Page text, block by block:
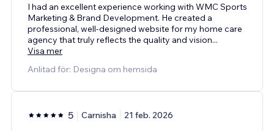
I had an excellent experience working with WMC Sports
Marketing & Brand Development. He created a
professional, well-designed website for my home care
agency that truly reflects the quality and vision...
Visa mer
Anlitad för: Designa om hemsida
5 Carnisha 21 feb. 2026